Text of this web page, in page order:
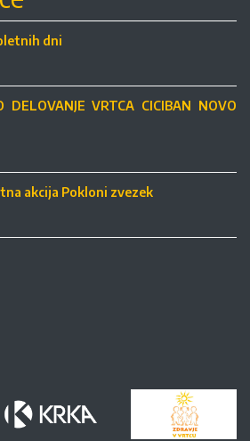
dni
DELOVANJE VRTCA CICIBAN NOVO
akcija Pokloni zvezek